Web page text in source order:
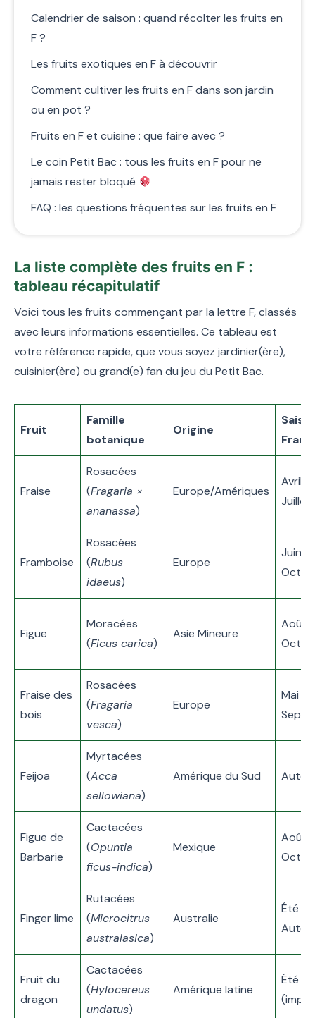
Calendrier de saison : quand récolter les fruits en
F ?
Les fruits exotiques en F à découvrir
Comment cultiver les fruits en F dans son jardin
ou en pot ?
Fruits en F et cuisine : que faire avec ?
Le coin Petit Bac : tous les fruits en F pour ne
jamais rester bloqué
FAQ : les questions fréquentes sur les fruits en F
La liste complète des fruits en F :
tableau récapitulatif
Voici tous les fruits commençant par la lettre F, classés
avec leurs informations essentielles. Ce tableau est
votre référence rapide, que vous soyez jardinier(ère),
cuisinier(ère) ou grand(e) fan du jeu du Petit Bac.
Fruit
Famille
botanique
Origine
Fraise
Rosacées
(Fragaria ×
ananassa)
Europe/Amériques
Avril –
Juillet
Framboise
Rosacées
(Rubus
idaeus)
Europe
Juin –
Figue
Moracées
(Ficus carica)
Asie Mineure
Août
Fraise des
bois
Rosacées
(Fragaria
vesca)
Europe
Mai –
Feijoa
Myrtacées
(Acca
sellowiana)
Amérique du Sud
Figue de
Barbarie
Cactacées
(Opuntia
ficus-indica)
Mexique
Août
Finger lime
Rutacées
(Microcitrus
australasica)
Australie
Été –
Fruit du
dragon
Cactacées
(Hylocereus
undatus)
Amérique latine
Été